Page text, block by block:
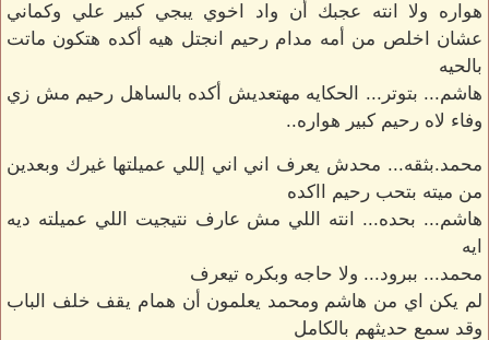
هواره ولا انته عجبك أن واد اخوي يبجي كبير علي وكماني
عشان اخلص من أمه مدام رحيم انجتل هيه أكده هتكون ماتت
بالحيه
هاشم... بتوتر... الحكايه مهتعديش أكده بالساهل رحيم مش زي
وفاء لاه رحيم كبير هواره..
محمد.بثقه... محدش يعرف اني اني إللي عميلتها غيرك وبعدين
من ميته بتحب رحيم ااكده
هاشم... بحده... انته اللي مش عارف نتيجيت اللي عميلته ديه
ايه
محمد... ببرود... ولا حاجه وبكره تيعرف
لم يكن اي من هاشم ومحمد يعلمون أن همام يقف خلف الباب
وقد سمع حديثهم بالكامل